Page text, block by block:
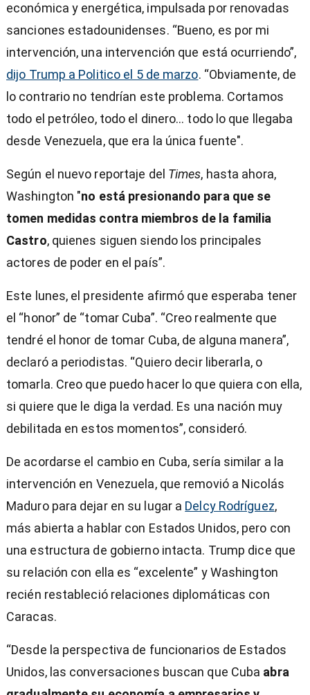
económica y energética, impulsada por renovadas
sanciones estadounidenses. “Bueno, es por mi
intervención, una intervención que está ocurriendo”,
dijo Trump a Politico el 5 de marzo. “Obviamente, de
lo contrario no tendrían este problema. Cortamos
todo el petróleo, todo el dinero… todo lo que llegaba
desde Venezuela, que era la única fuente".
Según el nuevo reportaje del Times, hasta ahora,
Washington "no está presionando para que se
tomen medidas contra miembros de la familia
Castro, quienes siguen siendo los principales
actores de poder en el país”.
Este lunes, el presidente afirmó que esperaba tener
el “honor” de “tomar Cuba”. “Creo realmente que
tendré el honor de tomar Cuba, de alguna manera”,
declaró a periodistas. “Quiero decir liberarla, o
tomarla. Creo que puedo hacer lo que quiera con ella,
si quiere que le diga la verdad. Es una nación muy
debilitada en estos momentos”, consideró.
De acordarse el cambio en Cuba, sería similar a la
intervención en Venezuela, que removió a Nicolás
Maduro para dejar en su lugar a Delcy Rodríguez,
más abierta a hablar con Estados Unidos, pero con
una estructura de gobierno intacta. Trump dice que
su relación con ella es “excelente” y Washington
recién restableció relaciones diplomáticas con
Caracas.
“Desde la perspectiva de funcionarios de Estados
Unidos, las conversaciones buscan que Cuba abra